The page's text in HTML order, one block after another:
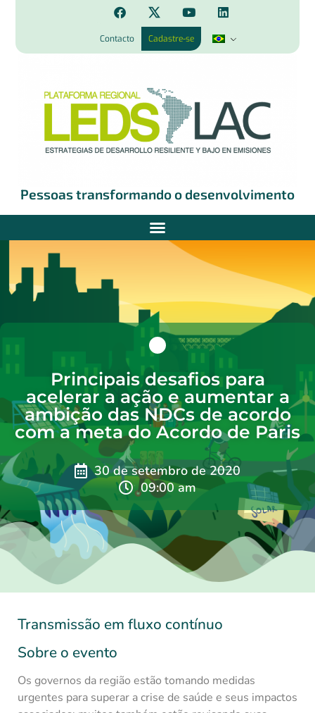
Contacto Cadastre-se
Pessoas transformando o desenvolvimento
Principais desafios para
acelerar a ação e aumentar a
ambição das NDCs de acordo
com a meta do Acordo de Paris
30 de setembro de 2020
09:00 am
Transmissão em fluxo contínuo
Sobre o evento
Os governos da região estão tomando medidas
urgentes para superar a crise de saúde e seus impactos